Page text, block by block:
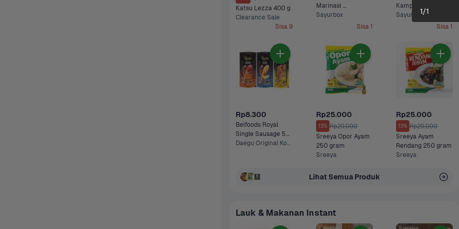
Katsu Lezza 400 g
Clearance Sale
Sisa 9
Marinasi
Blackpepper 500
Sayurbox
Sisa 1
Kampung Utuh
Bumbu Kuning 750
Sayurbox
Sisa 1
Rp8.300
Belfoods Royal
Single Sausage 55
gram
Daegu Original Korean, Nami Spicy Korean +1 Lainnya
Rp25.000
13% Rp29.000
Sreeya Opor Ayam
250 gram
Sreeya
Rp25.000
13% Rp29.000
Sreeya Ayam
Rendang 250 gram
Sreeya
Lihat Semua Produk
Lauk & Makanan Instant
1/1